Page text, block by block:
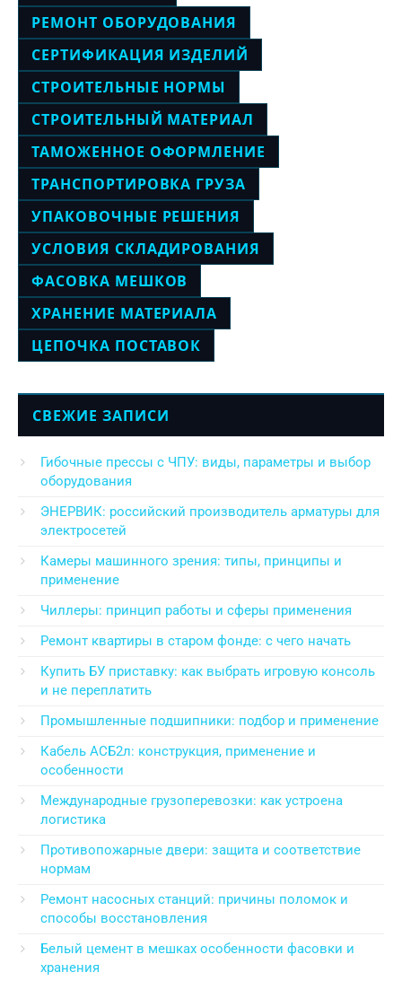
РЕМОНТ ОБОРУДОВАНИЯ
СЕРТИФИКАЦИЯ ИЗДЕЛИЙ
СТРОИТЕЛЬНЫЕ НОРМЫ
СТРОИТЕЛЬНЫЙ МАТЕРИАЛ
ТАМОЖЕННОЕ ОФОРМЛЕНИЕ
ТРАНСПОРТИРОВКА ГРУЗА
УПАКОВОЧНЫЕ РЕШЕНИЯ
УСЛОВИЯ СКЛАДИРОВАНИЯ
ФАСОВКА МЕШКОВ
ХРАНЕНИЕ МАТЕРИАЛА
ЦЕПОЧКА ПОСТАВОК
СВЕЖИЕ ЗАПИСИ
Гибочные прессы с ЧПУ: виды, параметры и выбор
оборудования
ЭНЕРВИК: российский производитель арматуры для
электросетей
Камеры машинного зрения: типы, принципы и
применение
Чиллеры: принцип работы и сферы применения
Ремонт квартиры в старом фонде: с чего начать
Купить БУ приставку: как выбрать игровую консоль
и не переплатить
Промышленные подшипники: подбор и применение
Кабель АСБ2л: конструкция, применение и
особенности
Международные грузоперевозки: как устроена
логистика
Противопожарные двери: защита и соответствие
нормам
Ремонт насосных станций: причины поломок и
способы восстановления
Белый цемент в мешках особенности фасовки и
хранения